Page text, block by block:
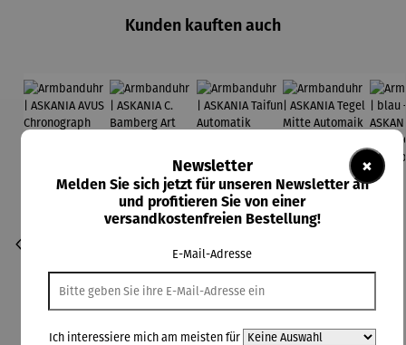
Kunden kauften auch
×
Newsletter
Melden Sie sich jetzt für unseren Newsletter an
und profitieren Sie von einer
versandkostenfreien Bestellung!
E-Mail-Adresse
Ich interessiere mich am meisten für